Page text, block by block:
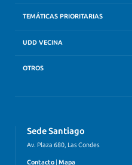
TEMÁTICAS PRIORITARIAS
UDD VECINA
OTROS
Sede Santiago
Av. Plaza 680, Las Condes
Contacto | Mapa